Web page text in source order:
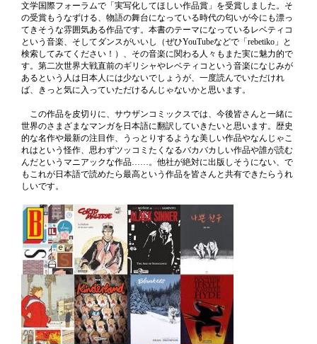
文学国際フォーラムで「実写化してほしい作品賞」を受賞しました。そ
の受賞もうなずける、物語の舞台になっている時代の匂いが今にも漂っ
てきそうな雰囲気ある作品です。本書のテーマになっているレベティコ
という音楽、そしてダンスがいいし（ぜひYouTubeなどで「rebetiko」と
検索してみてください！）、その音楽に関わる人々もまた実に魅力的で
す。第二次世界大戦直前のギリシャやレベティコという音楽になじみが
あるという人は日本人には少ないでしょうが、一度読んでいただけれ
ば、きっと気に入っていただけるんじゃないかと思います。
この作品を皮切りに、サウザンコミックスでは、今後皆さんと一緒に
世界のさまざまなマンガを日本語に翻訳していきたいと思います。歴史
的な名作や最新の注目作、うっとりするような美しい作品やなんじゃこ
れはという怪作、思わずツッコミたくなるバカバカしい作品や誰が読む
んだというマニアックな作品……。他社が絶対に出版しそうにない、で
もこれが日本語で読めたら最高という作品を皆さんと共有できたらうれ
しいです。